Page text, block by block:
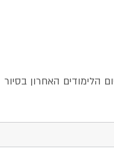
הלימודים האחרון בסיור